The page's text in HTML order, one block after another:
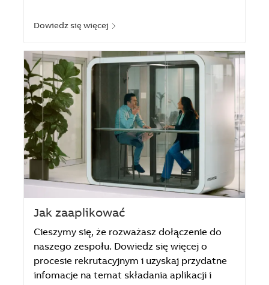
Dowiedz się więcej
Jak zaaplikować
Cieszymy się, że rozważasz dołączenie do
naszego zespołu. Dowiedz się więcej o
procesie rekrutacyjnym i uzyskaj przydatne
infomacje na temat składania aplikacji i